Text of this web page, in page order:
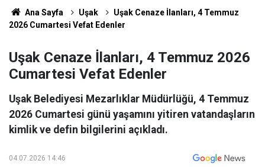
Ana Sayfa Uşak
Uşak Cenaze İlanları, 4 Temmuz
2026 Cumartesi Vefat Edenler
Uşak Cenaze İlanları, 4 Temmuz 2026
Cumartesi Vefat Edenler
Uşak Belediyesi Mezarlıklar Müdürlüğü, 4 Temmuz
2026 Cumartesi günü yaşamını yitiren vatandaşların
kimlik ve defin bilgilerini açıkladı.
04.07.2026 14:46